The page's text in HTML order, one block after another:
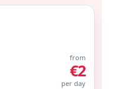
from
€2
per day